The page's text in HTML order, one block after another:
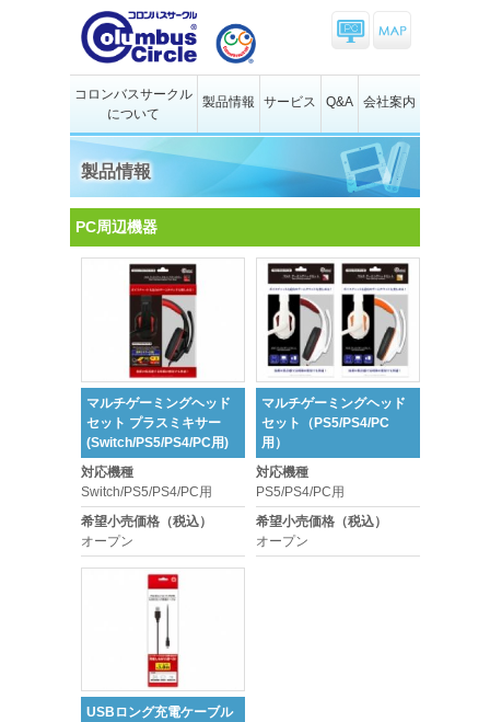
コロンバスサークル
について
製品情報 サービス Q&A 会社案内
製品情報
PC周辺機器
マルチゲーミングヘッド
セット プラスミキサー
(Switch/PS5/PS4/PC用)
対応機種
Switch/PS5/PS4/PC用
希望小売価格（税込）
オープン
マルチゲーミングヘッド
セット（PS5/PS4/PC
用）
対応機種
PS5/PS4/PC用
希望小売価格（税込）
オープン
USBロング充電ケーブル